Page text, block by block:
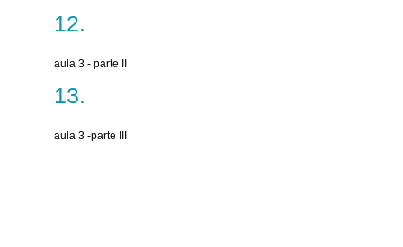
aula 3 - parte II
aula 3 -parte III